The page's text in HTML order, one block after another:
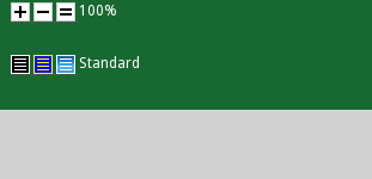
100%
Standard